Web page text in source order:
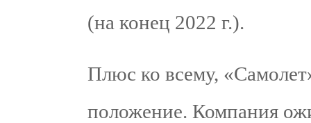
(на конец 2022 г.).
Плюс ко всему,
положение. Компания